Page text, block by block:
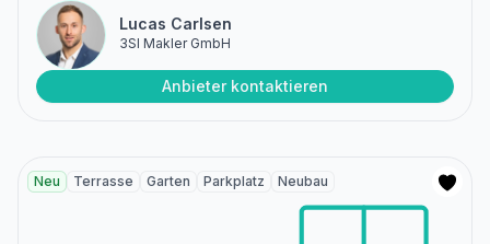
Lucas Carlsen
3SI Makler GmbH
Anbieter kontaktieren
Neu Terrasse Garten Parkplatz Neubau